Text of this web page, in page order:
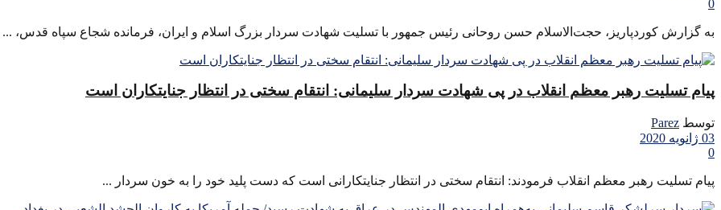
0
به گزارش کوردپاریز، حجت‌الاسلام حسن روحانی رئیس جمهور با تسلیت شهادت سردار بزرگ اسلام و ایران، فرمانده شجاع سپاه قدس، ...
پیام تسلیت رهبر معظم انقلاب در پی شهادت سردار سلیمانی: انتقام سختی در انتظار جنایتکاران است
توسط Parez
03 ژانویه 2020
0
پیام تسلیت رهبر معظم انقلاب فرمودند: انتقام سختی در انتظار جنایتکارانی است که دست پلید خود را به خون سردار ...